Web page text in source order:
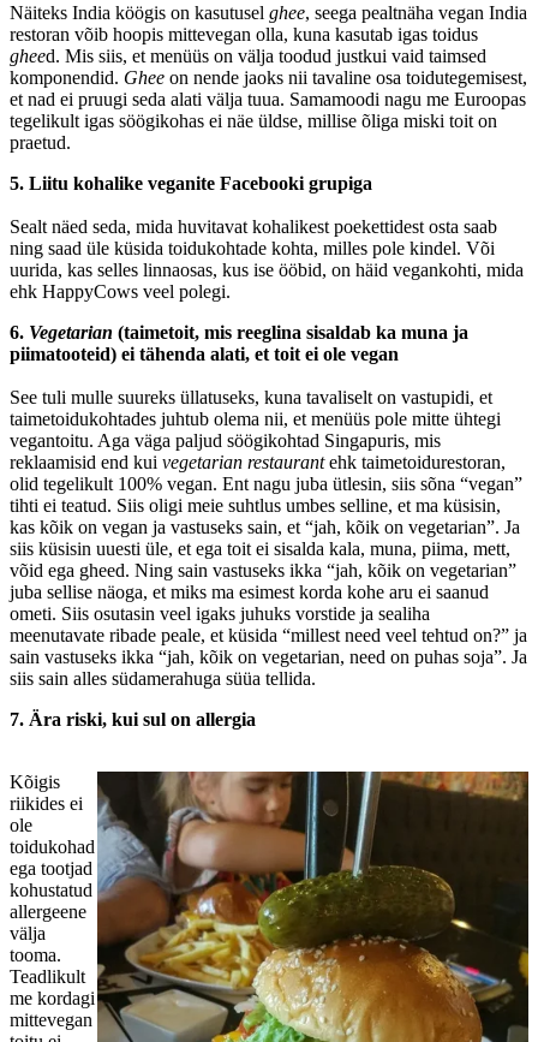
Näiteks India köögis on kasutusel ghee, seega pealtnäha vegan India
restoran võib hoopis mittevegan olla, kuna kasutab igas toidus
gheed. Mis siis, et menüüs on välja toodud justkui vaid taimsed
komponendid. Ghee on nende jaoks nii tavaline osa toidutegemisest,
et nad ei pruugi seda alati välja tuua. Samamoodi nagu me Euroopas
tegelikult igas söögikohas ei näe üldse, millise õliga miski toit on
praetud.
5. Liitu kohalike veganite Facebooki grupiga
Sealt näed seda, mida huvitavat kohalikest poekettidest osta saab
ning saad üle küsida toidukohtade kohta, milles pole kindel. Või
uurida, kas selles linnaosas, kus ise ööbid, on häid vegankohti, mida
ehk HappyCows veel polegi.
6. Vegetarian (taimetoit, mis reeglina sisaldab ka muna ja
piimatooteid) ei tähenda alati, et toit ei ole vegan
See tuli mulle suureks üllatuseks, kuna tavaliselt on vastupidi, et
taimetoidukohtades juhtub olema nii, et menüüs pole mitte ühtegi
vegantoitu. Aga väga paljud söögikohtad Singapuris, mis
reklaamisid end kui vegetarian restaurantehk taimetoidurestoran,
olid tegelikult 100% vegan. Ent nagu juba ütlesin, siis sõna “vegan”
tihti ei teatud. Siis oligi meie suhtlus umbes selline, et ma küsisin,
kas kõik on vegan ja vastuseks sain, et “jah, kõik on vegetarian”. Ja
siis küsisin uuesti üle, et ega toit ei sisalda kala, muna, piima, mett,
võid ega gheed. Ning sain vastuseks ikka “jah, kõik on vegetarian”
juba sellise näoga, et miks ma esimest korda kohe aru ei saanud
ometi. Siis osutasin veel igaks juhuks vorstide ja sealiha
meenutavate ribade peale, et küsida “millest need veel tehtud on?” ja
sain vastuseks ikka “jah, kõik on vegetarian, need on puhas soja”. Ja
siis sain alles südamerahuga süüa tellida.
7. Ära riski, kui sul on allergia
Kõigis
riikides ei
ole
toidukohad
ega tootjad
kohustatud
allergeene
välja
tooma.
Teadlikult
me kordagi
mittevegan